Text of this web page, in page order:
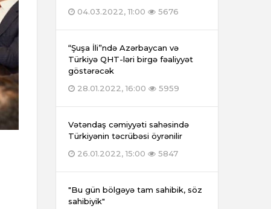
04.03.2022, 11:00
5676
“Şuşa İli”ndə Azərbaycan və
Türkiyə QHT-ləri birgə fəaliyyət
göstərəcək
28.01.2022, 16:00
5959
Vətəndaş cəmiyyəti sahəsində
Türkiyənin təcrübəsi öyrənilir
26.01.2022, 15:00
5847
"Bu gün bölgəyə tam sahibik, söz
sahibiyik"